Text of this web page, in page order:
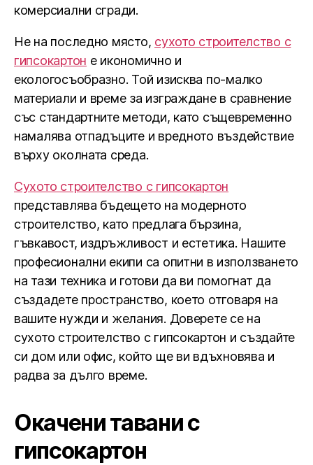
комерсиални сгради.
Не на последно място, сухото строителство с
гипсокартон е икономично и
екологосъобразно. Той изисква по-малко
материали и време за изграждане в сравнение
със стандартните методи, като същевременно
намалява отпадъците и вредното въздействие
върху околната среда.
Сухото строителство с гипсокартон
представлява бъдещето на модерното
строителство, като предлага бързина,
гъвкавост, издръжливост и естетика. Нашите
професионални екипи са опитни в използването
на тази техника и готови да ви помогнат да
създадете пространство, което отговаря на
вашите нужди и желания. Доверете се на
сухото строителство с гипсокартон и създайте
си дом или офис, който ще ви вдъхновява и
радва за дълго време.
Окачени тавани с
гипсокартон